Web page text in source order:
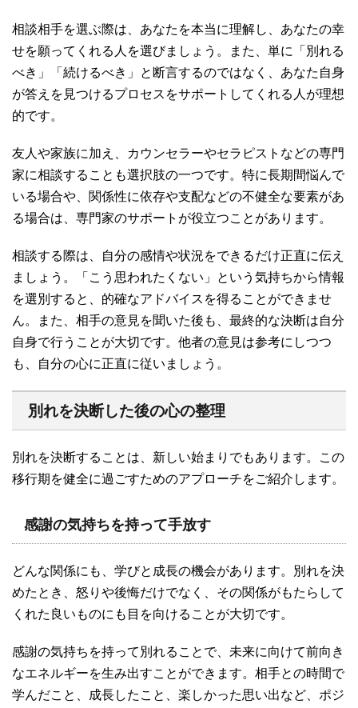
相談相手を選ぶ際は、あなたを本当に理解し、あなたの幸
せを願ってくれる人を選びましょう。また、単に「別れる
べき」「続けるべき」と断言するのではなく、あなた自身
が答えを見つけるプロセスをサポートしてくれる人が理想
的です。
友人や家族に加え、カウンセラーやセラピストなどの専門
家に相談することも選択肢の一つです。特に長期間悩んで
いる場合や、関係性に依存や支配などの不健全な要素があ
る場合は、専門家のサポートが役立つことがあります。
相談する際は、自分の感情や状況をできるだけ正直に伝え
ましょう。「こう思われたくない」という気持ちから情報
を選別すると、的確なアドバイスを得ることができませ
ん。また、相手の意見を聞いた後も、最終的な決断は自分
自身で行うことが大切です。他者の意見は参考にしつつ
も、自分の心に正直に従いましょう。
別れを決断した後の心の整理
別れを決断することは、新しい始まりでもあります。この
移行期を健全に過ごすためのアプローチをご紹介します。
感謝の気持ちを持って手放す
どんな関係にも、学びと成長の機会があります。別れを決
めたとき、怒りや後悔だけでなく、その関係がもたらして
くれた良いものにも目を向けることが大切です。
感謝の気持ちを持って別れることで、未来に向けて前向き
なエネルギーを生み出すことができます。相手との時間で
学んだこと、成長したこと、楽しかった思い出など、ポジ